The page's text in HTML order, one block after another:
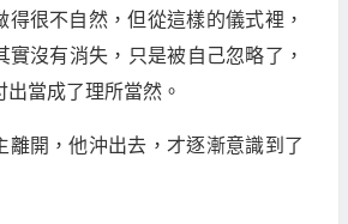
得很不自然，但從這樣的儀式裡，
實沒有消失，只是被自己忽略了，
當成了理所當然。
離開，他沖出去，才逐漸意識到了